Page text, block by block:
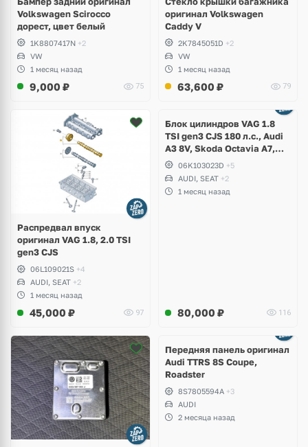
Volkswagen Scirocco
дорест, цвет белый
1K8807417N +2
VW
1 месяц назад
9,000 ₽ 75
оригинал Volkswagen
Caddy V
2K7845051D +2
VW
1 месяц назад
63,600 ₽ 79
Распредвал впуск
оригинал VAG 1.8, 2.0 TSI
gen3 CJS
06L109021S +4
AUDI, SEAT +2
1 месяц назад
45,000 ₽ 97
2 фото
Блок цилиндров VAG 1.8
TSI gen3 CJS 180 л.с., Audi
A3 8V, Skoda Octavia A7,
Superb, Volkswagen Passat
B8, Golf VII Alltrack, Seat
Leon
06K103023D +5
AUDI, SEAT +2
1 месяц назад
80,000 ₽ 116
2 фото
Передняя панель оригинал
Audi TTRS 8S Coupe,
Roadster
8S7805594A +3
AUDI
2 месяца назад